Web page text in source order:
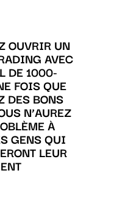
OUVRIR UN
AVEC
DE 1000-
FOIS QUE
DES BONS
N’AUREZ
À
GENS QUI
LEUR